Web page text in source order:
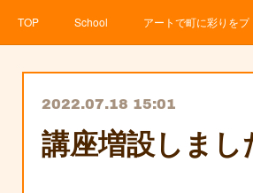
TOP School アートで町に彩りを
2022.07.18 15:01
講座増設しまし